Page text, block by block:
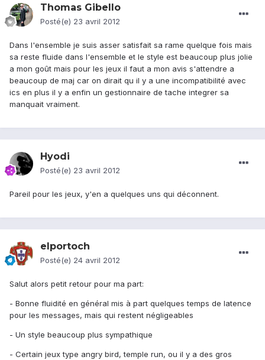
Thomas Gibello
Posté(e) 23 avril 2012
Dans l'ensemble je suis asser satisfait sa rame quelque fois mais
sa reste fluide dans l'ensemble et le style est beaucoup plus jolie
a mon goût mais pour les jeux il faut a mon avis s'attendre a
beaucoup de maj car on dirait qu il y a une incompatibilité avec
ics en plus il y a enfin un gestionnaire de tache integrer sa
manquait vraiment.
Hyodi
Posté(e) 23 avril 2012
Pareil pour les jeux, y'en a quelques uns qui déconnent.
elportoch
Posté(e) 24 avril 2012
Salut alors petit retour pour ma part:
- Bonne fluidité en général mis à part quelques temps de latence
pour les messages, mais qui restent négligeables
- Un style beaucoup plus sympathique
- Certain jeux type angry bird, temple run, ou il y a des gros